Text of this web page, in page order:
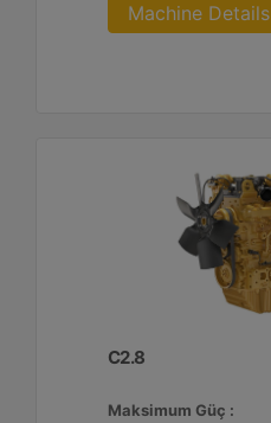
Machine Details
C2.8
Maksimum Güç :